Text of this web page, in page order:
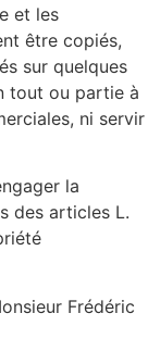
et les
être copiés,
sur quelques
tout ou partie à
ni servir
la
des articles L.
Frédéric